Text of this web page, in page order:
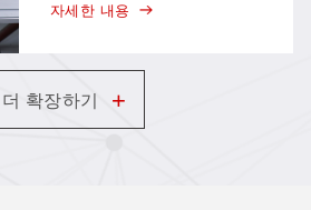
원단에 닿기도 전에 위스커,
에 나타나기 때문에, 완성품
이 만들어지기 전에 마감 처
리를 미리 확인할 수 있습니
자세한 내용
더 확장하기 +